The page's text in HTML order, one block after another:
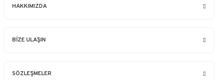
HAKKIMIZDA
BİZE ULAŞIN
SÖZLEŞMELER